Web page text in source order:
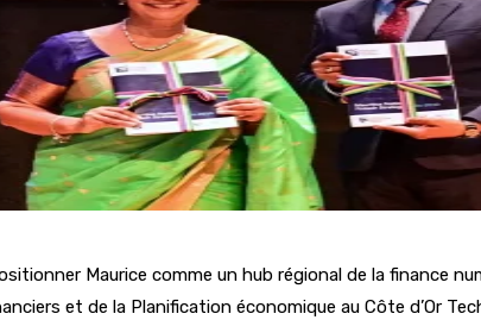
Maurice comme un hub régional de la finance
et de la Planification économique au Côte d’Or